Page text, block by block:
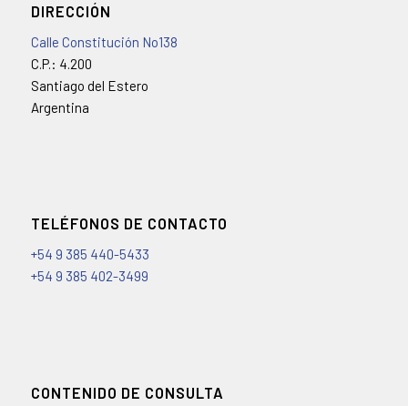
DIRECCIÓN
Calle Constitución No138
C.P.: 4.200
Santiago del Estero
Argentina
TELÉFONOS DE CONTACTO
+54 9 385 440-5433
+54 9 385 402-3499
CONTENIDO DE CONSULTA